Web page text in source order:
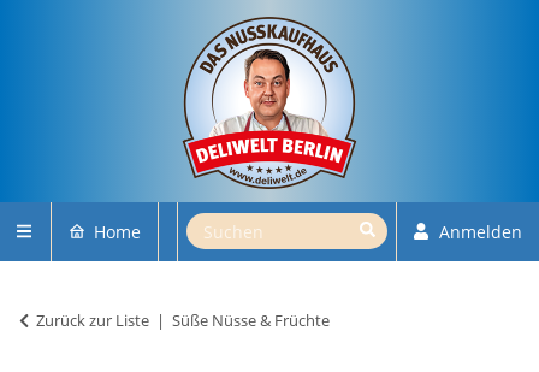
Home Anmelden
Zurück zur Liste Süße Nüsse & Früchte